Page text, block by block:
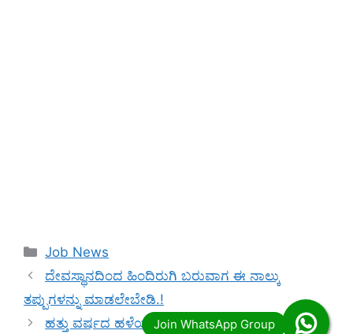
Categories
Job News
ದೇವಸ್ಥಾನದಿಂದ ಹಿಂದಿರುಗಿ ಬರುವಾಗ ಈ ನಾಲ್ಕು
ತಪ್ಪುಗಳನ್ನು ಮಾಡಲೇಬೇಡಿ.!
ಹತ್ತು ವರ್ಷದ ಹಳೆಯ ಈ ರೀತಿ ನಾಣ್ಯ ಮನೆಯಲ್ಲಿ ಇದ್ದರೆ